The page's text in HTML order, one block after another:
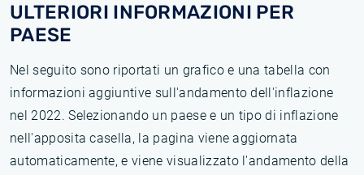
ULTERIORI INFORMAZIONI PER
PAESE
Nel seguito sono riportati un grafico e una tabella con
informazioni aggiuntive sull'andamento dell'inflazione
nel 2022. Selezionando un paese e un tipo di inflazione
nell'apposita casella, la pagina viene aggiornata
automaticamente, e viene visualizzato l'andamento della